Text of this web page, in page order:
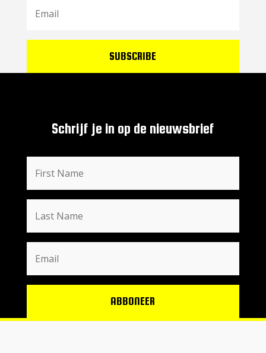
SUBSCRIBE
Schrijf je in op de nieuwsbrief
ABBONEER